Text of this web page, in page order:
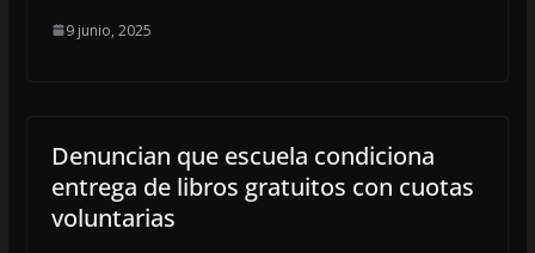
9 junio, 2025
Denuncian que escuela condiciona
entrega de libros gratuitos con cuotas
voluntarias